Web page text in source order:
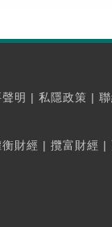
明 | 私隱政策 |
財經 | 攬富財經 |